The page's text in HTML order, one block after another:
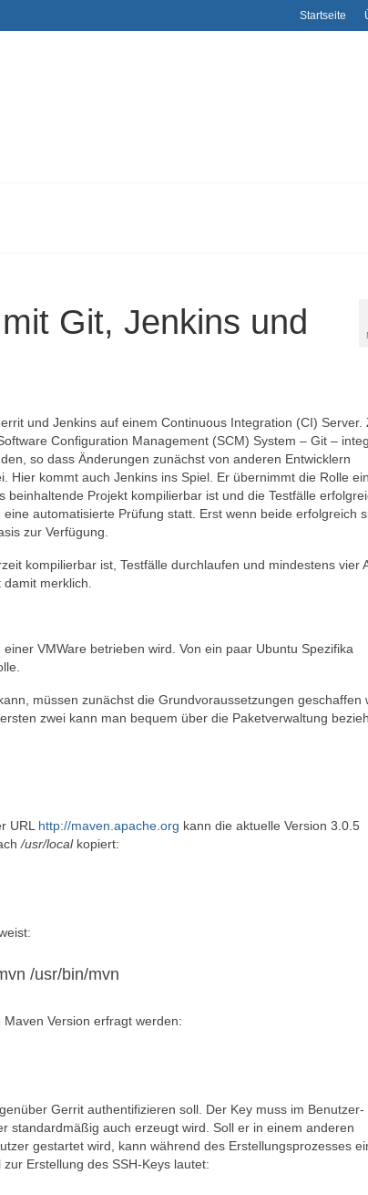
Startseite
Git, Jenkins und
und Jenkins auf einem Continuous Integration (CI) Server.
Configuration Management (SCM) System – Git –
so dass Änderungen zunächst von anderen Entwicklern
Hier kommt auch Jenkins ins Spiel. Er übernimmt die Rolle
Projekt kompilierbar ist und die Testfälle
automatisierte Prüfung statt. Erst wenn beide erfolgreich
zur Verfügung.
kompilierbar ist, Testfälle durchlaufen und mindestens vier
merklich.
VMWare betrieben wird. Von ein paar Ubuntu Spezifika
müssen zunächst die Grundvoraussetzungen geschaffen
zwei kann man bequem über die Paketverwaltung
URL http://maven.apache.org kann die aktuelle Version 3.0.5
/usr/localkopiert:
/usr/bin/mvn
Version erfragt werden:
Gerrit authentifizieren soll. Der Key muss im Benutzer-
standardmäßig auch erzeugt wird. Soll er in einem anderen
gestartet wird, kann während des Erstellungsprozesses
Erstellung des SSH-Keys lautet: